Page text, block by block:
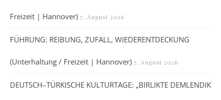
Freizeit | Hannover) 7. August 2026
FÜHRUNG: REIBUNG, ZUFALL, WIEDERENTDECKUNG
(Unterhaltung / Freizeit | Hannover) 7. August 2026
DEUTSCH–TÜRKISCHE KULTURTAGE: „BIRLIKTE DEMLENDIK